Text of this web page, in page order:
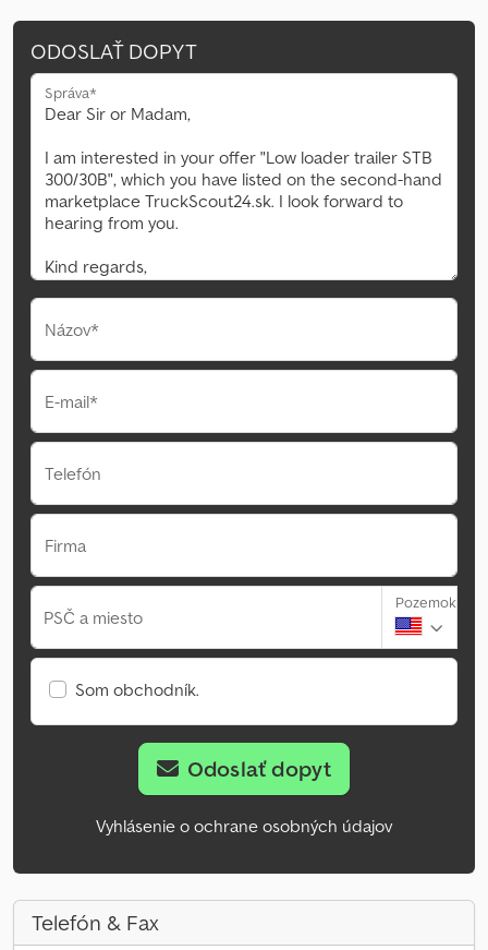
ODOSLAŤ DOPYT
Správa*
Názov*
E-mail*
Telefón
Firma
PSČ a miesto
Pozemok
Som obchodník.
Odoslať dopyt
Vyhlásenie o ochrane osobných údajov
Telefón & Fax